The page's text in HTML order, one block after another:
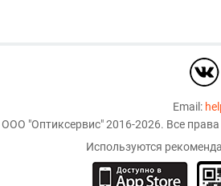
Email:
ООО "Оптиксервис"2016-2026. Все
Используются